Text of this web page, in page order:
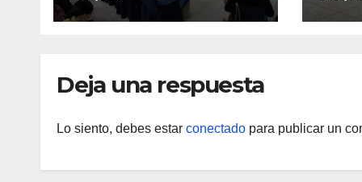
Deja una respuesta
Lo siento, debes estar conectado para publicar un